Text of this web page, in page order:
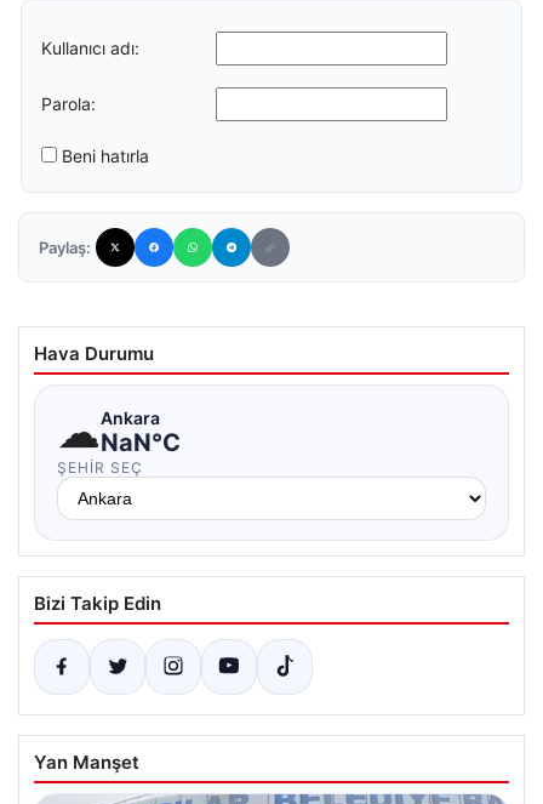
Kullanıcı adı:
Parola:
Beni hatırla
Paylaş:
Hava Durumu
☁Ankara
NaN°C
ŞEHIR SEÇ
Bizi Takip Edin
Yan Manşet